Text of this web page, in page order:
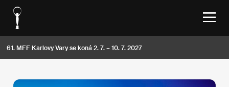
61. MFF Karlovy Vary se koná 2. 7. – 10. 7. 2027